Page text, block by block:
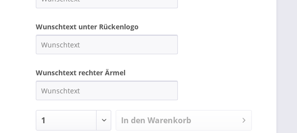
Wunschtext unter Rückenlogo
Wunschtext rechter Ärmel
In den Warenkorb